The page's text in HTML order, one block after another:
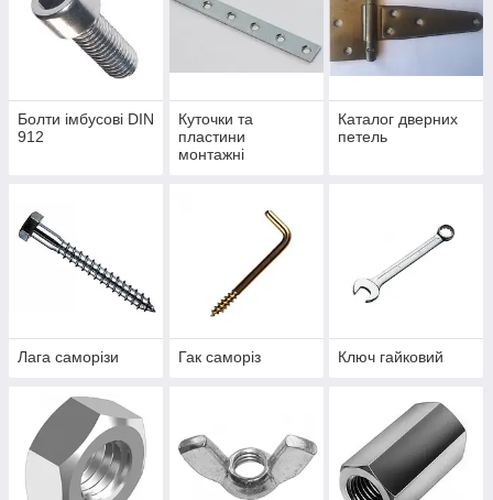
Болти імбусові DIN
912
Куточки та
пластини
монтажні
Каталог дверних
петель
Лага саморізи Гак саморіз Ключ гайковий